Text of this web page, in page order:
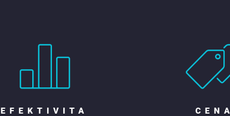
EFEKTIVITA CENA